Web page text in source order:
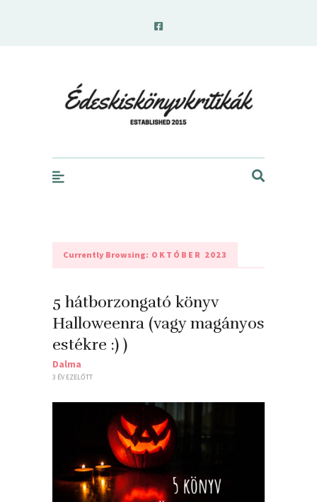
Currently Browsing: OKTÓBER 2023
5 hátborzongató könyv
Halloweenra (vagy magányos
estékre :) )
Dalma
3 ÉV EZELŐTT